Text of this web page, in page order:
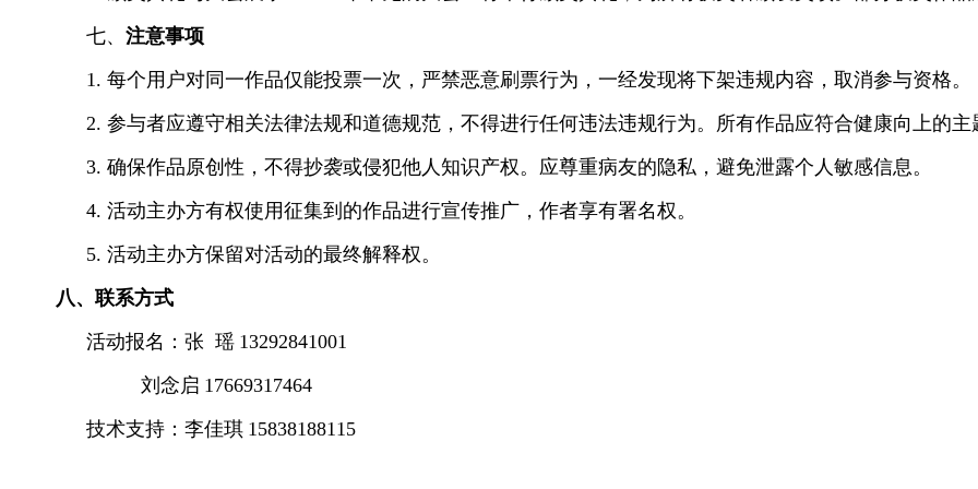
七、 注意事项
1. 每个用户对同一作品仅能投票一次，严禁恶意刷票行为，一经发现将下架违规内容，取消参与资格。
2. 参与者应遵守相关法律法规和道德规范，不得进行任何违法违规行为。所有作品应符合健康向上的主
3. 确保作品原创性，不得抄袭或侵犯他人知识产权。应尊重病友的隐私，避免泄露个人敏感信息。
4. 活动主办方有权使用征集到的作品进行宣传推广，作者享有署名权。
5. 活动主办方保留对活动的最终解释权。
八、联系方式
活动报名： 张 瑶 13292841001
刘念启 17669317464
技术支持：李佳琪 15838188115